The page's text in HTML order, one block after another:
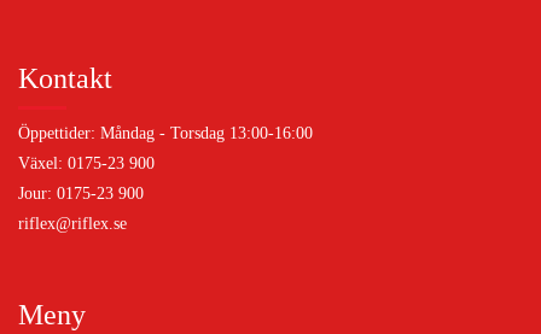
Kontakt
Öppettider: Måndag - Torsdag 13:00-16:00
Växel: 0175-23 900
Jour: 0175-23 900
riflex@riflex.se
Meny